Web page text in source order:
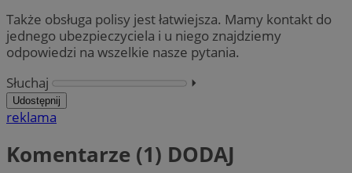
Także obsługa polisy jest łatwiejsza. Mamy kontakt do
jednego ubezpieczyciela i u niego znajdziemy
odpowiedzi na wszelkie nasze pytania.
Słuchaj
⏵︎
Udostępnij
reklama
Komentarze (1) DODAJ